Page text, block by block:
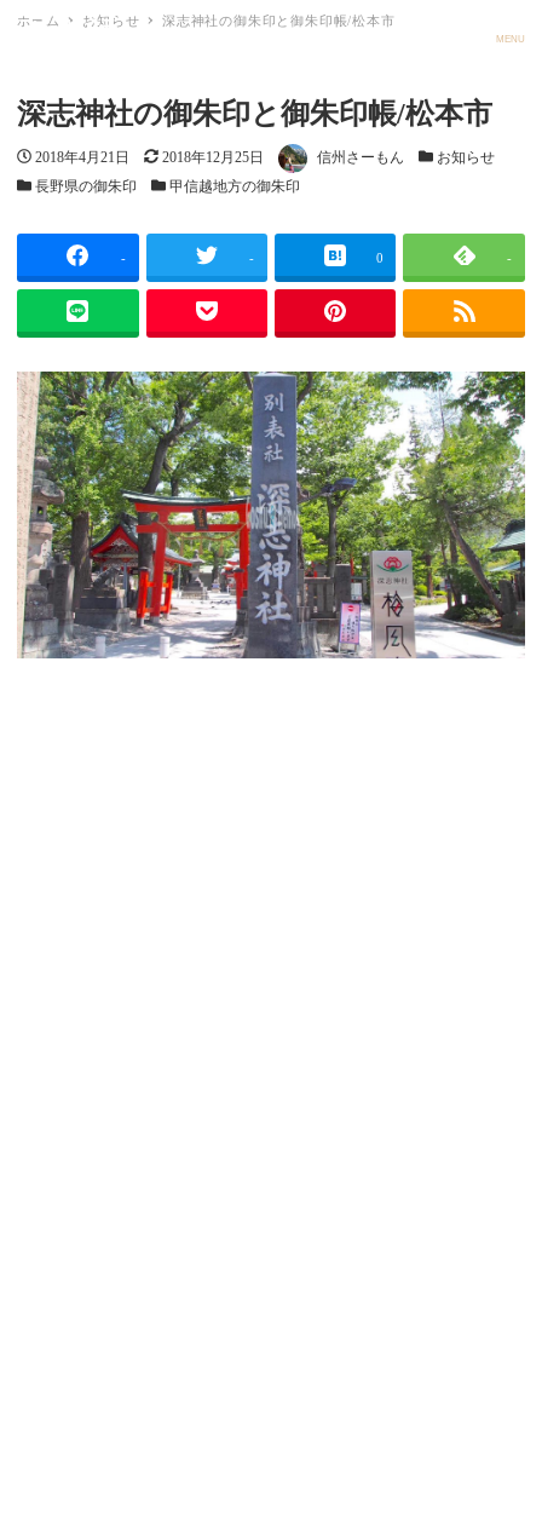
ごしゅメモ
MENU
ホーム お知らせ 深志神社の御朱印と御朱印帳/松本市
深志神社の御朱印と御朱印帳/松本市
投稿日
2018年4月21日 更新日
2018年12月25日 著者 信州さーもん カテゴリー
お知らせ
カテゴリー
長野県の御朱印 カテゴリー
甲信越地方の御朱印
- - 0 -